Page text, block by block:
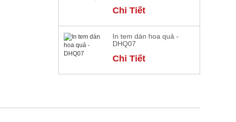
Chi Tiết
In tem dán hoa quả -
DHQ07
Chi Tiết